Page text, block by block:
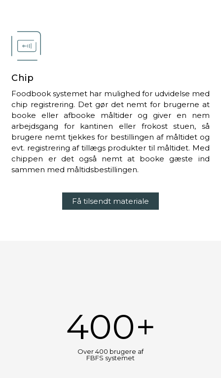
Chip
Foodbook systemet har mulighed for udvidelse med
chip registrering. Det gør det nemt for brugerne at
booke eller afbooke måltider og giver en nem
arbejdsgang for kantinen eller frokost stuen, så
brugere nemt tjekkes for bestillingen af måltidet og
evt. registrering af tillægs produkter til måltidet. Med
chippen er det også nemt at booke gæste ind
sammen med måltidsbestillingen.
Få tilsendt materiale
400+
Over 400 brugere af
FBFS systemet